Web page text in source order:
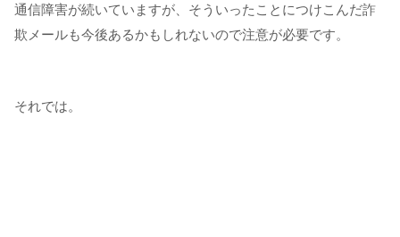
通信障害が続いていますが、そういったことにつけこんだ詐
欺メールも今後あるかもしれないので注意が必要です。
それでは。